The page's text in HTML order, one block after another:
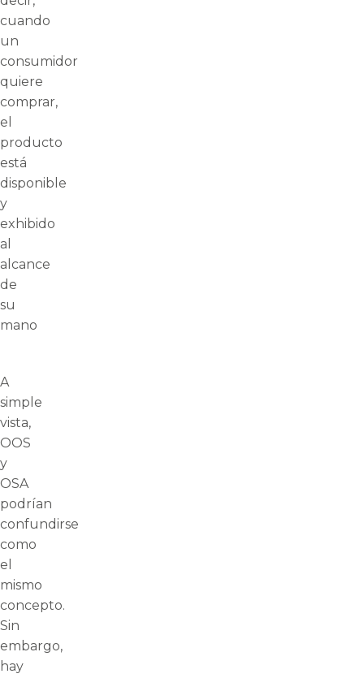
cuando
un
consumidor
quiere
comprar,
el
producto
está
disponible
y
exhibido
al
alcance
de
su
mano
A
simple
vista,
OOS
y
OSA
podrían
confundirse
como
el
mismo
concepto.
Sin
embargo,
hay